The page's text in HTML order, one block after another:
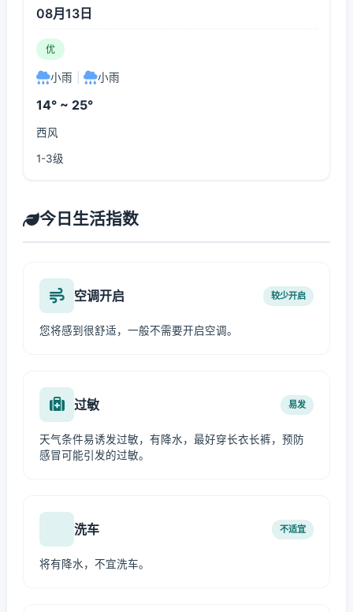
08月13日
优
小雨 小雨
14° ~ 25°
西风
1-3级
今日生活指数
空调开启 较少开启
您将感到很舒适，一般不需要开启空调。
过敏 易发
天气条件易诱发过敏，有降水，最好穿长衣长裤，预防
感冒可能引发的过敏。
洗车 不适宜
将有降水，不宜洗车。